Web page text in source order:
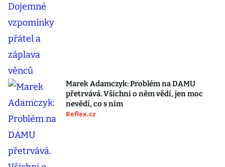
Marek Adamczyk: Problém na DAMU
přetrvává. Všichni o něm vědí, jen moc
nevědí, co s ním
Reflex.cz